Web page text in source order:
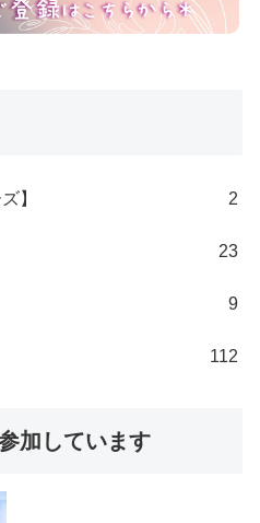
】 2
23
9
112
加しています